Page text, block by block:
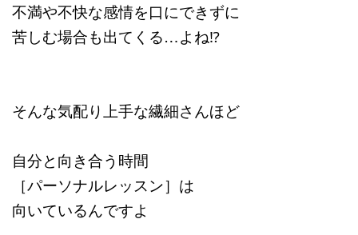
不満や不快な感情を口にできずに
苦しむ場合も出てくる…よね⁉︎
そんな気配り上手な繊細さんほど
自分と向き合う時間
［パーソナルレッスン］は
向いているんですよ